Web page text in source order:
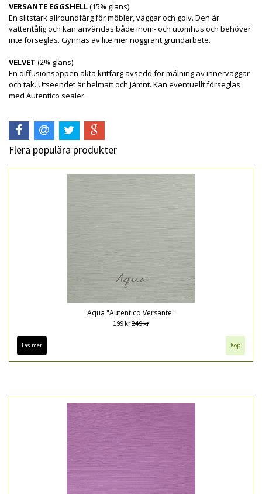
VERSANTE EGGSHELL(15% glans)
En slitstark allroundfärg för möbler, väggar och golv. Den är
vattentålig och kan användas både inom- och utomhus och behöver
inte förseglas. Gynnas av lite mer noggrant grundarbete.
VELVET (2% glans)
En diffusionsöppen äkta kritfärg avsedd för målning av innerväggar
och tak. Utseendet är helmatt och jämnt. Kan eventuellt förseglas
med Autentico sealer.
Flera populära produkter
Aqua "Autentico Versante"
199 kr249 kr
Läs mer Köp